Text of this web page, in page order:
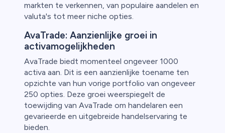
markten te verkennen, van populaire aandelen en
valuta's tot meer niche opties.
AvaTrade: Aanzienlijke groei in
activamogelijkheden
AvaTrade biedt momenteel ongeveer 1000
activa aan. Dit is een aanzienlijke toename ten
opzichte van hun vorige portfolio van ongeveer
250 opties. Deze groei weerspiegelt de
toewijding van AvaTrade om handelaren een
gevarieerde en uitgebreide handelservaring te
bieden.